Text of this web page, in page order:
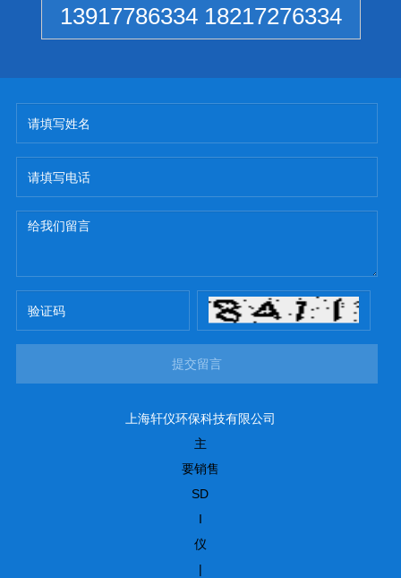
13917786334 18217276334
提交留言
上海轩仪环保科技有限公司
主
要销售
SD
I
仪
|